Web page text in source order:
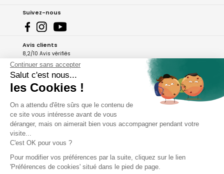
Suivez-nous
Avis clients
8,2/10 Avis vérifiés
L'Appli Phox
A propos de Phox
Services et garanties
Continuer sans accepter
Salut c'est nous...
les Cookies !
On a attendu d'être sûrs que le contenu de
ce site vous intéresse avant de vous
déranger, mais on aimerait bien vous accompagner pendant votre
visite...
C'est OK pour vous ?
Pour modifier vos préférences par la suite, cliquez sur le lien
'Préférences de cookies' situé dans le pied de page.